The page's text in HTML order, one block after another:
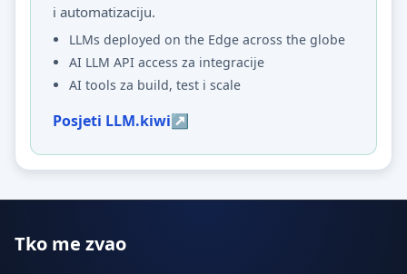
i automatizaciju.
LLMs deployed on the Edge across the globe
AI LLM API access za integracije
AI tools za build, test i scale
Posjeti LLM.kiwi
Tko me zvao